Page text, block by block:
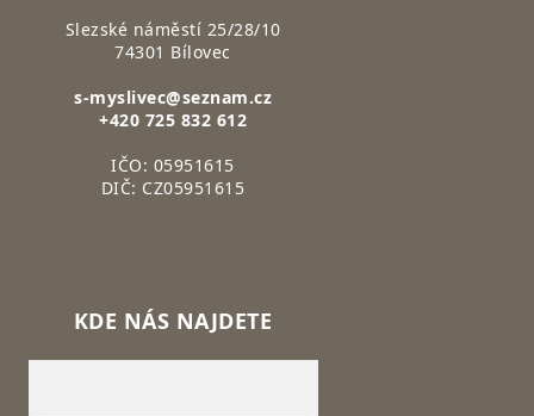
Slezské náměstí 25/28/10
74301 Bílovec
s-myslivec@seznam.cz
+420 725 832 612
IČO: 05951615
DIČ: CZ05951615
KDE NÁS NAJDETE